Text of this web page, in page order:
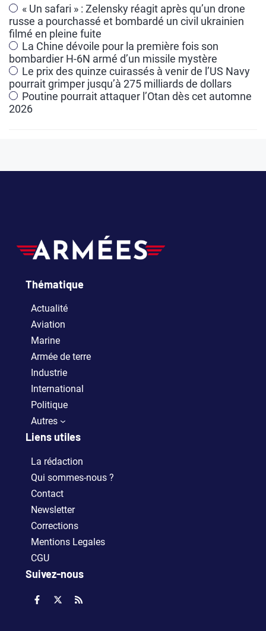
a
t
i
v
e
:
« Un safari » : Zelensky réagit après qu’un drone
russe a pourchassé et bombardé un civil ukrainien
filmé en pleine fuite
La Chine dévoile pour la première fois son
bombardier H-6N armé d’un missile mystère
Le prix des quinze cuirassés à venir de l’US Navy
pourrait grimper jusqu’à 275 milliards de dollars
Poutine pourrait attaquer l’Otan dès cet automne
2026
Thématique
Actualité
Aviation
Marine
Armée de terre
Industrie
International
Politique
Autres
Liens utiles
La rédaction
Qui sommes-nous ?
Contact
Newsletter
Corrections
Mentions Legales
CGU
Suivez-nous